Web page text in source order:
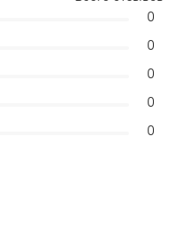
0
0
0
0
0